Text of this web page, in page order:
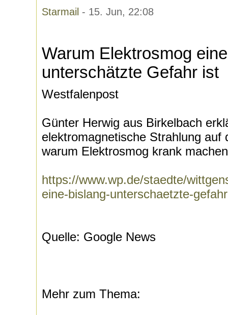
Starmail - 15. Jun, 22:08
Warum Elektrosmog
unterschätzte Gefahr ist
Westfalenpost
Günter Herwig aus Birkelbach
elektromagnetische Strahlung auf
warum Elektrosmog krank
https://www.wp.de/staedte/
eine-bislang-unterschaetzte-
Quelle: Google News
Mehr zum Thema: